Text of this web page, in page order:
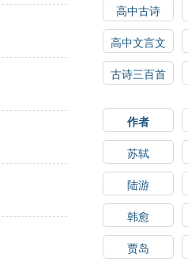
高中古诗
高中文言文
古诗三百首
作者
苏轼
陆游
韩愈
贾岛